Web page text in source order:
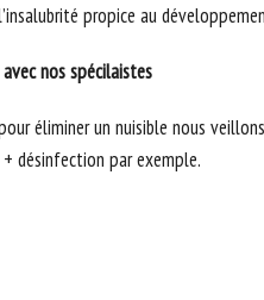
propice au
nos spécilaistes
éliminer un nuisible nous
désinfection par exemple.